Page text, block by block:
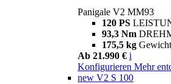
Panigale V2 MM93
120 PS
93,3 Nm
175,5 kg
Ab 21.990 € i
Konfigurieren Mehr
new V2 S 100